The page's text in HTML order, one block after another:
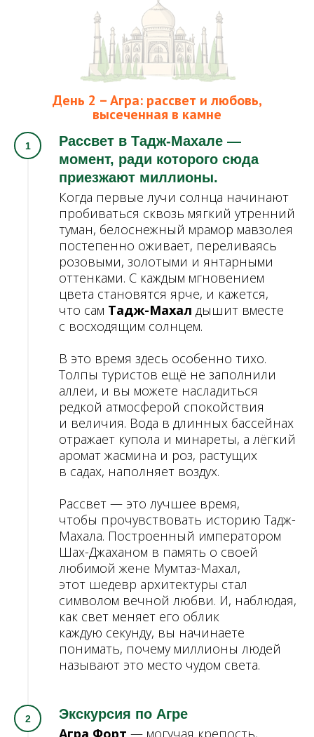
День 2 – Агра: рассвет и любовь,
высеченная в камне
Рассвет в Тадж-Махале —
момент, ради которого сюда
приезжают миллионы.
Когда первые лучи солнца начинают
пробиваться сквозь мягкий утренний
туман, белоснежный мрамор мавзолея
постепенно оживает, переливаясь
розовыми, золотыми и янтарными
оттенками. С каждым мгновением
цвета становятся ярче, и кажется,
что сам Тадж-Махал дышит вместе
с восходящим солнцем.
В это время здесь особенно тихо.
Толпы туристов ещё не заполнили
аллеи, и вы можете насладиться
редкой атмосферой спокойствия
и величия. Вода в длинных бассейнах
отражает купола и минареты, а лёгкий
аромат жасмина и роз, растущих
в садах, наполняет воздух.
Рассвет — это лучшее время,
чтобы прочувствовать историю Тадж-
Махала. Построенный императором
Шах-Джаханом в память о своей
любимой жене Мумтаз-Махал,
этот шедевр архитектуры стал
символом вечной любви. И, наблюдая,
как свет меняет его облик
каждую секунду, вы начинаете
понимать, почему миллионы людей
называют это место чудом света.
Экскурсия по Агре
Агра Форт — могучая крепость,